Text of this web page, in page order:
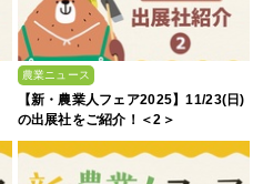
農業ニュース
【新・農業人フェア2025】11/23(日)
の出展社をご紹介！＜2＞